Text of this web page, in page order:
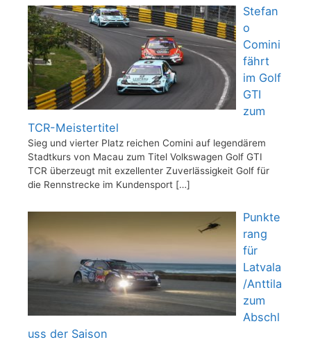
Stefan
o
Comini
fährt
im Golf
GTI
zum
TCR-Meistertitel
Sieg und vierter Platz reichen Comini auf legendärem
Stadtkurs von Macau zum Titel Volkswagen Golf GTI
TCR überzeugt mit exzellenter Zuverlässigkeit Golf für
die Rennstrecke im Kundensport […]
Punkte
rang
für
Latvala
/Anttila
zum
Abschl
uss der Saison